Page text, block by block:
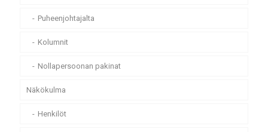
Puheenjohtajalta
Kolumnit
Nollapersoonan pakinat
Näkökulma
Henkilöt